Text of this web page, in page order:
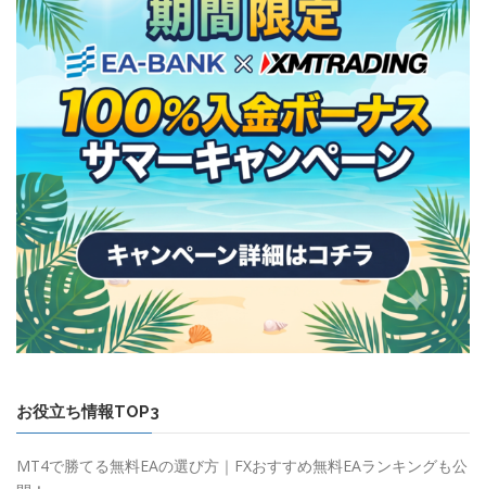
お役立ち情報TOP3
MT4で勝てる無料EAの選び方｜FXおすすめ無料EAランキングも公